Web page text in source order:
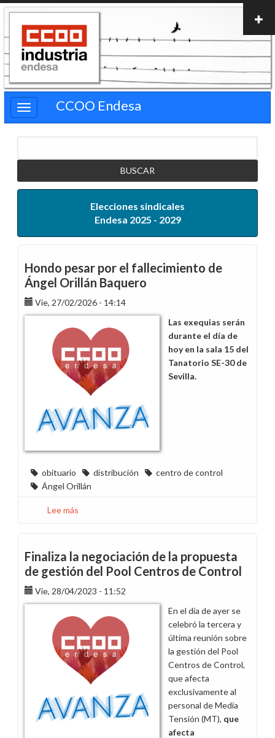
Pasar
contenido
principal
CCOO Endesa
Elecciones sindicales
Endesa 2025 - 2029
Hondo pesar por el fallecimiento de
Ángel Orillán Baquero
Vie, 27/02/2026 - 14:14
Las exequias serán
durante el día de
hoy en la sala 15 del
Tanatorio SE-30 de
Sevilla.
obituario distribución
centro de control
Ángel Orillán
Lee más
el
fallecimiento
de
Ángel
Orillán
Baquero
Finaliza la negociación de la propuesta
de gestión del Pool Centros de Control
Vie, 28/04/2023 - 11:52
En el día de ayer se
celebró la tercera y
última reunión sobre
la gestión del Pool
Centros de Control,
que afecta
exclusivamente al
personal de Media
Tensión (MT), que
afecta